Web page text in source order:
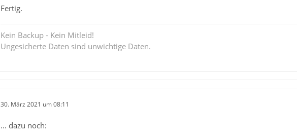
Fertig.
Kein Backup - Kein Mitleid!
Ungesicherte Daten sind unwichtige Daten.
30. März 2021 um 08:11
... dazu noch: